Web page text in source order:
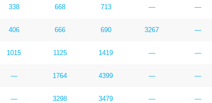
338 668 713 — —
406 666 690 3267 —
1015 1125 1419 — —
— 1764 4399 — —
— 3298 3479 — —